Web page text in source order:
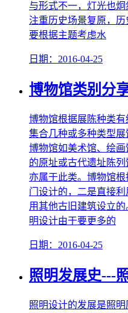
与形式不一，灯光也炯
注重历史场景复原，
要根据主题考虑水
日期：2016-04-25
博物馆类别分
博物馆根据展陈种类
集合几种或多种类型展
博物馆如美术馆、绘
的原址或古代遗址陈
亦属于此类。博物馆
门设计的，二是直接
用其他古旧建筑设立
明设计由于要更多的
日期：2016-04-25
照明发展史---
照明设计的发展是照